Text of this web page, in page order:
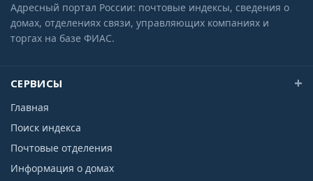
Адресный портал России: почтовые индексы, сведения о
домах, отделениях связи, управляющих компаниях и
торгах на базе ФИАС.
СЕРВИСЫ
Главная
Поиск индекса
Почтовые отделения
Информация о домах